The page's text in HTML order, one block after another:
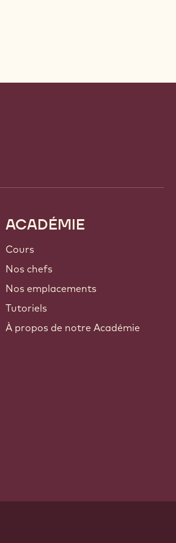
ACADÉMIE
Cours
Nos chefs
Nos emplacements
Tutoriels
À propos de notre Académie